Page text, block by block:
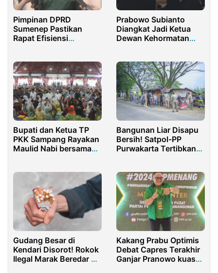
Pimpinan DPRD
Sumenep Pastikan
Rapat Efisiensi
Prabowo Subianto
Diangkat Jadi Ketua
Dewan Kehormatan
Suara di Jabar
Bupati dan Ketua TP
PKK Sampang Rayakan
Maulid Nabi bersama
Bangunan Liar Disapu
Bersih! Satpol-PP
Purwakarta Tertibkan
Gudang Besar di
Kendari Disorot! Rokok
Ilegal Marak Beredar di
Kakang Prabu Optimis
Debat Capres Terakhir
Ganjar Pranowo kuasai